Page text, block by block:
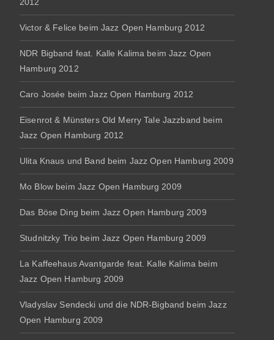
Victor & Felice beim Jazz Open Hamburg 2012
NDR Bigband feat. Kalle Kalima beim Jazz Open
Hamburg 2012
Caro Josée beim Jazz Open Hamburg 2012
Eisenrot & Münsters Old Merry Tale Jazzband beim
Jazz Open Hamburg 2012
Ulita Knaus und Band beim Jazz Open Hamburg 2009
Mo Blow beim Jazz Open Hamburg 2009
Das Böse Ding beim Jazz Open Hamburg 2009
Studnitzky Trio beim Jazz Open Hamburg 2009
La Kaffeehaus Avantgarde feat. Kalle Kalima beim
Jazz Open Hamburg 2009
Vladyslav Sendecki und die NDR-Bigband beim Jazz
Open Hamburg 2009